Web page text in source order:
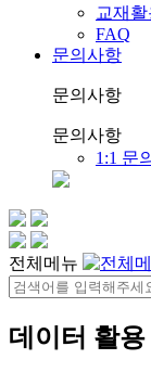
교재
FAQ
문의사항
문의사항
문의사항
1:1 문의
전체메뉴
데이터 활